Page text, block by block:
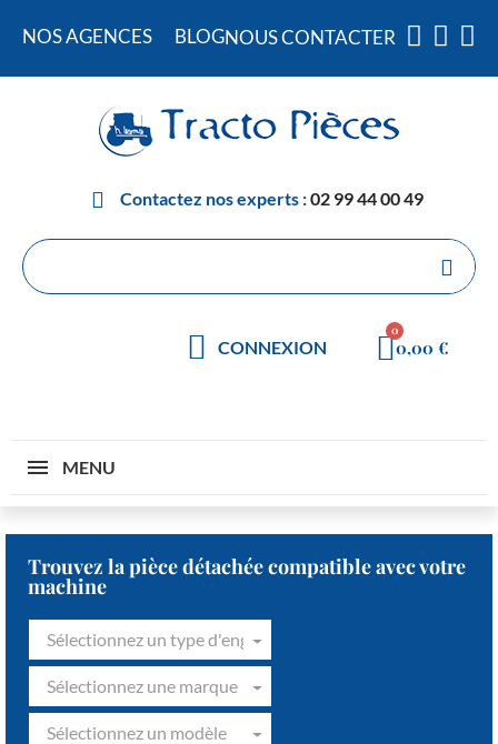
NOS AGENCES BLOGNOUS CONTACTER
Contactez nos experts :02 99 44 00 49
CONNEXION 0,00 €
MENU
Trouvez la pièce détachée compatible avec votre
machine
Sélectionnez un type d'engin
Sélectionnez une marque
Sélectionnez un modèle